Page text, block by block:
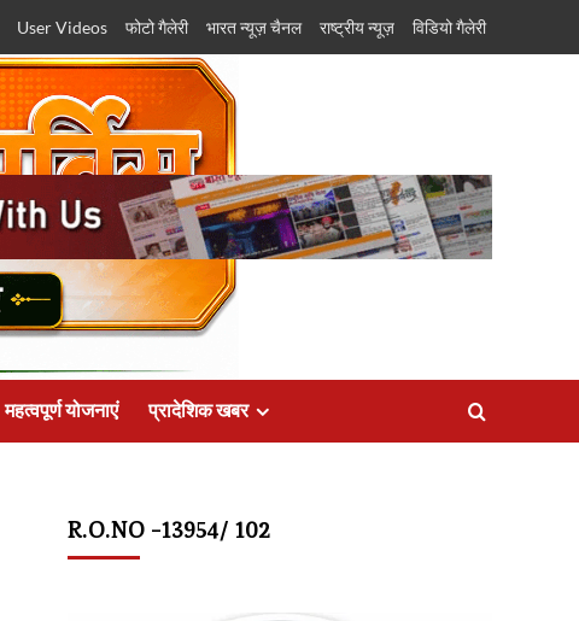
User Videos फोटो गैलेरी भारत न्यूज़ चैनल राष्ट्रीय न्यूज़ विडियो गैलेरी
महत्वपूर्ण योजनाएं प्रादेशिक खबर
R.O.NO -13954/ 102